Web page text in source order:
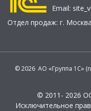
Email:
Отдел продаж: г. Москва
© 2026 АО «Группа 1С»
© 2011- 2026
Исключительное